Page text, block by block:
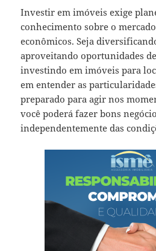
Investir em imóveis exige
conhecimento sobre o
econômicos. Seja
aproveitando oportunidades
investindo em imóveis para
em entender as
preparado para agir nos
você poderá fazer bons
independentemente das